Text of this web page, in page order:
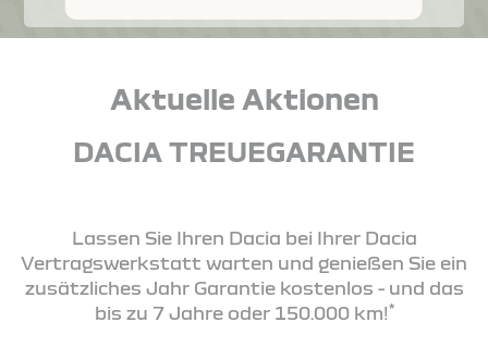
Aktuelle Aktionen
DACIA TREUEGARANTIE
Lassen Sie Ihren Dacia bei Ihrer Dacia
Vertragswerkstatt warten und genießen Sie ein
zusätzliches Jahr Garantie kostenlos - und das
bis zu 7 Jahre oder 150.000 km!*